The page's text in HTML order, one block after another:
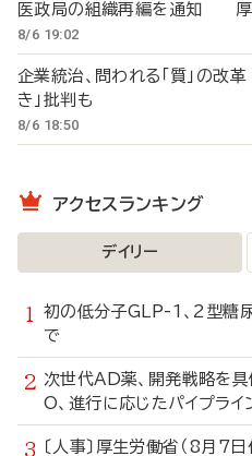
医政局の組織再編を通知 厚
8/6 19:02
企業統治、問われる「質」の
き」批判も
8/6 18:50
アクセスランキング
デイリー
初の低分子GLP-1、2型糖
で
次世代AD薬、開発戦略を
O、進行に応じたパイプライ
〔人事〕厚生労働省（8月